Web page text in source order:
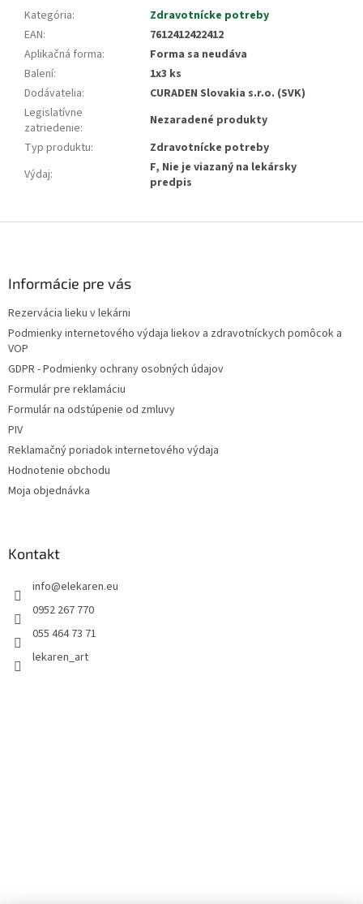
Kategória:
Zdravotnícke potreby
EAN:
7612412422412
Aplikačná forma:
Forma sa neudáva
Balení:
1x3 ks
Dodávatelia:
CURADEN Slovakia s.r.o. (SVK)
Legislatívne
zatriedenie:
Nezaradené produkty
Typ produktu:
Zdravotnícke potreby
Výdaj:
F, Nie je viazaný na lekársky
predpis
Informácie pre vás
Rezervácia lieku v lekárni
Podmienky internetového výdaja liekov a zdravotníckych pomôcok a
VOP
GDPR - Podmienky ochrany osobných údajov
Formulár pre reklamáciu
Formulár na odstúpenie od zmluvy
PIV
Reklamačný poriadok internetového výdaja
Hodnotenie obchodu
Moja objednávka
Kontakt
info@elekaren.eu
0952 267 770
055 464 73 71
lekaren_art